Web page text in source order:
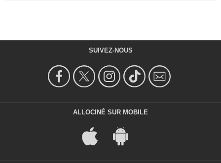
SUIVEZ-NOUS
ALLOCINÉ SUR MOBILE